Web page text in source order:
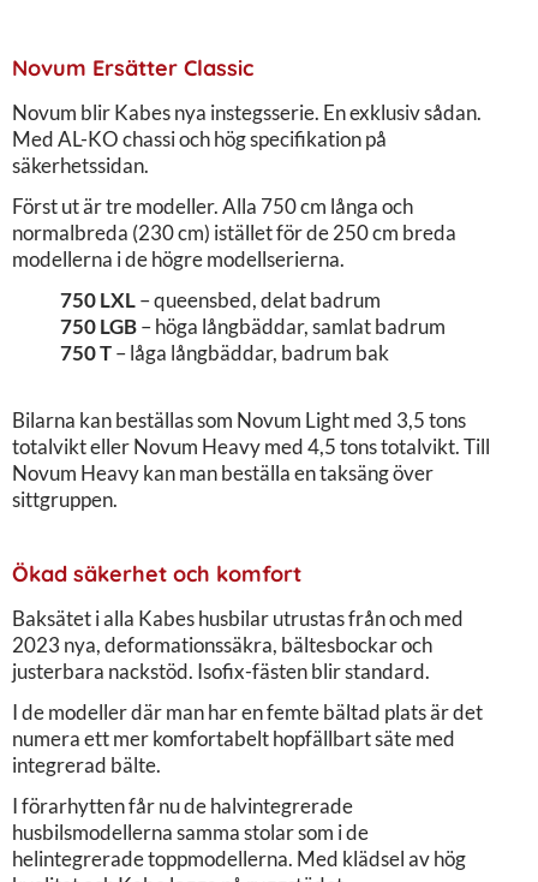
Novum Ersätter Classic
Novum blir Kabes nya instegsserie. En exklusiv sådan.
Med AL-KO chassi och hög specifikation på
säkerhetssidan.
Först ut är tre modeller. Alla 750 cm långa och
normalbreda (230 cm) istället för de 250 cm breda
modellerna i de högre modellserierna.
750 LXL– queensbed, delat badrum
750 LGB– höga långbäddar, samlat badrum
750 T– låga långbäddar, badrum bak
Bilarna kan beställas som Novum Light med 3,5 tons
totalvikt eller Novum Heavy med 4,5 tons totalvikt. Till
Novum Heavy kan man beställa en taksäng över
sittgruppen.
Ökad säkerhet och komfort
Baksätet i alla Kabes husbilar utrustas från och med
2023 nya, deformationssäkra, bältesbockar och
justerbara nackstöd. Isofix-fästen blir standard.
I de modeller där man har en femte bältad plats är det
numera ett mer komfortabelt hopfällbart säte med
integrerad bälte.
I förarhytten får nu de halvintegrerade
husbilsmodellerna samma stolar som i de
helintegrerade toppmodellerna. Med klädsel av hög